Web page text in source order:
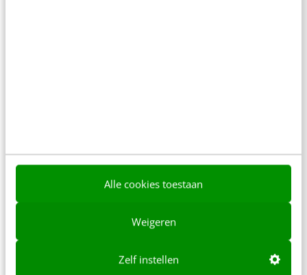
Alle cookies toestaan
Weigeren
Zelf instellen
Activeer je klant met widgetmarketing!
Je hebt een product, een product dat mensen kan
helpen. Je bouwt een website helemaal volgens
de laatste richtlijnen in SEO. Je…